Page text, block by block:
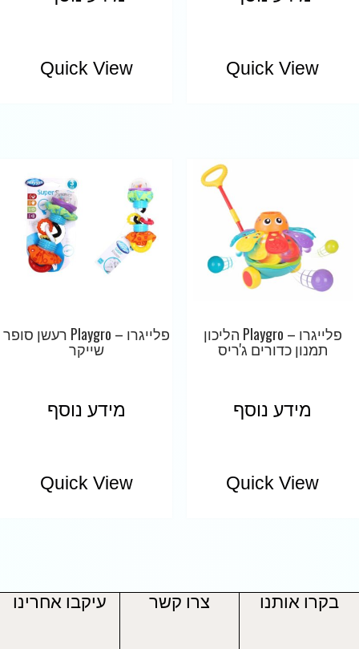
Quick View
Quick View
פלייגרו – Playgro הליכון
תמנון כדורים ג'ריס
מידע נוסף
Quick View
פלייגרו – Playgro רעשן סופר
שייקר
מידע נוסף
Quick View
בקרו אותנו צרו קשר עיקבו אחרינו